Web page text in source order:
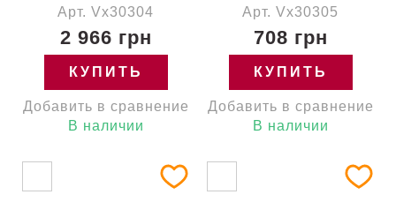
Арт. Vx30304
2 966 грн
КУПИТЬ
Добавить в сравнение
В наличии
Арт. Vx30305
708 грн
КУПИТЬ
Добавить в сравнение
В наличии